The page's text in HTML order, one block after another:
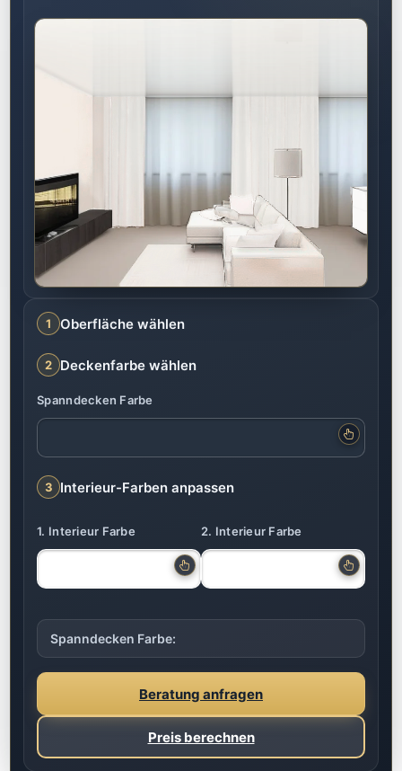
1 Oberfläche wählen
2 Deckenfarbe wählen
Spanndecken Farbe
3 Interieur-Farben anpassen
1. Interieur Farbe 2. Interieur Farbe
Spanndecken Farbe:
Beratung anfragen
Preis berechnen